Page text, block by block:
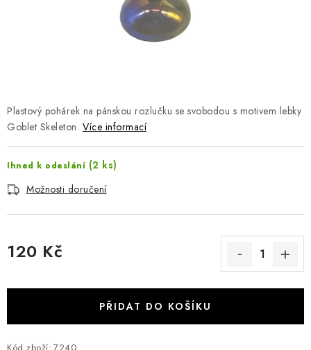
Plastový pohárek na pánskou rozlučku se svobodou s motivem lebky
Goblet Skeleton. Více informací
Ihned k odeslání (2 ks)
Možnosti doručení
120 Kč
PŘIDAT DO KOŠÍKU